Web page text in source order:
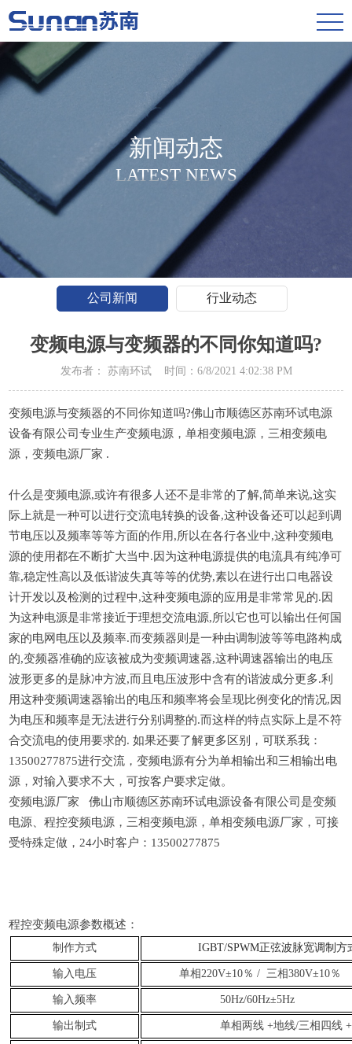
新闻动态
LATEST NEWS
公司新闻 行业动态
变频电源与变频器的不同你知道吗?
发布者： 苏南环试 时间：6/8/2021 4:02:38 PM
变频电源与变频器的不同你知道吗?佛山市顺德区苏南环试电源
设备有限公司专业生产变频电源，单相变频电源，三相变频电
源，变频电源厂家 .
什么是变频电源,或许有很多人还不是非常的了解,简单来说,这实
际上就是一种可以进行交流电转换的设备,这种设备还可以起到调
节电压以及频率等等方面的作用,所以在各行各业中,这种变频电
源的使用都在不断扩大当中.因为这种电源提供的电流具有纯净可
靠,稳定性高以及低谐波失真等等的优势,素以在进行出口电器设
计开发以及检测的过程中,这种变频电源的应用是非常常见的.因
为这种电源是非常接近于理想交流电源,所以它也可以输出任何国
家的电网电压以及频率.而变频器则是一种由调制波等等电路构成
的,变频器准确的应该被成为变频调速器,这种调速器输出的电压
波形更多的是脉冲方波,而且电压波形中含有的谐波成分更多.利
用这种变频调速器输出的电压和频率将会呈现比例变化的情况,因
为电压和频率是无法进行分别调整的.而这样的特点实际上是不符
合交流电的使用要求的. 如果还要了解更多区别，可联系我：
13500277875进行交流，变频电源有分为单相输出和三相输出电
源，对输入要求不大，可按客户要求定做。
变频电源厂家 佛山市顺德区苏南环试电源设备有限公司是变频
电源、程控变频电源，三相变频电源，单相变频电源厂家，可接
受特殊定做，24小时客户：13500277875
程控变频电源参数概述：
制作方式 IGBT/SPWM正弦波脉宽调制方
输入电压 单相220V±10％ / 三相380V±10％
输入频率 50Hz/60Hz±5Hz
输出制式 单相两线 +地线/三相 四线+